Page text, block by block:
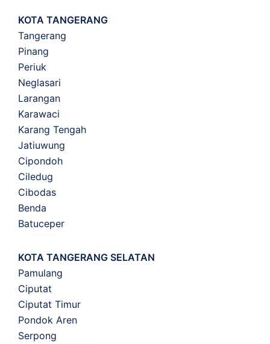
KOTA TANGERANG
Tangerang
Pinang
Periuk
Neglasari
Larangan
Karawaci
Karang Tengah
Jatiuwung
Cipondoh
Ciledug
Cibodas
Benda
Batuceper
KOTA TANGERANG SELATAN
Pamulang
Ciputat
Ciputat Timur
Pondok Aren
Serpong